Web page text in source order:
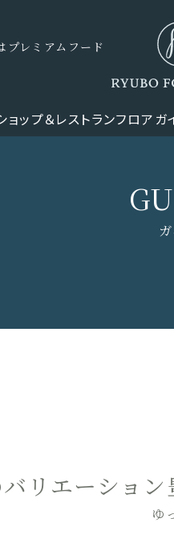
レミアムフード
ョップ＆レストランフロアガ
リエーショ
ゆ